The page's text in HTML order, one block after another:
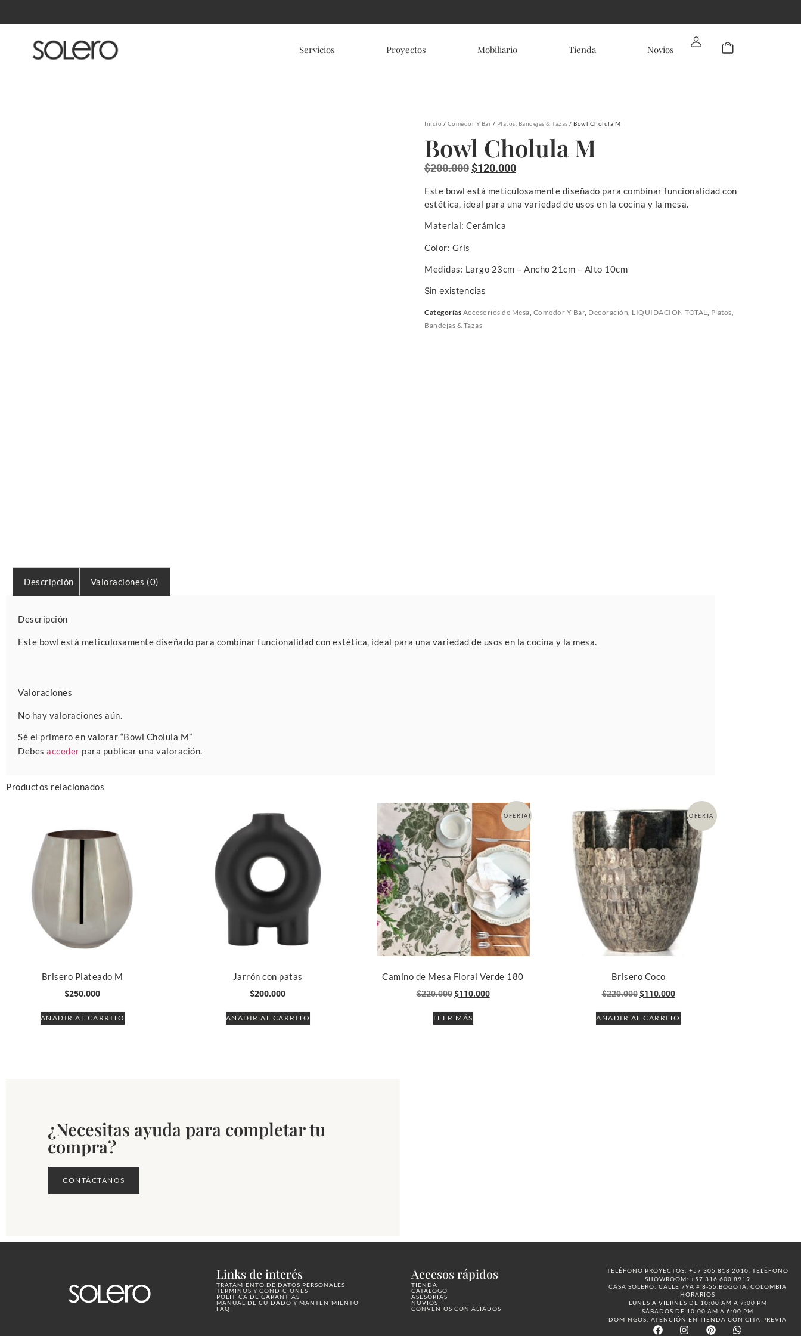
Servicios Proyectos Mobiliario Tienda Novios
Inicio / Comedor Y Bar / Platos, Bandejas & Tazas / Bowl Cholula M
Bowl Cholula M
$200.000$120.000
Este bowl está meticulosamente diseñado para combinar funcionalidad con
estética, ideal para una variedad de usos en la cocina y la mesa.
Material: Cerámica
Color: Gris
Medidas: Largo 23cm – Ancho 21cm – Alto 10cm
Sin existencias
Categorías Accesorios de Mesa Comedor Y Bar, Decoración LIQUIDACION TOTAL
Platos,
Bandejas & Tazas
Productos relacionados
Brisero Plateado M
$250.000
AÑADIR AL CARRITO
Jarrón con patas
$200.000
AÑADIR AL CARRITO
¡OFERTA!
Camino de Mesa Floral Verde 180
$220.000 $110.000
LEER MÁS
¡OFERTA!
Brisero Coco
$220.000 $110.000
AÑADIR AL CARRITO
Descripción Valoraciones (0)
Descripción
Este bowl está meticulosamente diseñado para combinar funcionalidad con estética, ideal para una variedad de usos en la cocina y la mesa.
Valoraciones
No hay valoraciones aún.
Sé el primero en valorar “Bowl Cholula M”
Debes acceder para publicar una valoración.
¿Necesitas ayuda para completar tu
compra?
CONTÁCTANOS
Links de interés
TRATAMIENTO DE DATOS PERSONALES
TÉRMINOS Y CONDICIONES
POLÍTICA DE GARANTÍAS
MANUAL DE CUIDADO Y MANTENIMIENTO
FAQ
Accesos rápidos
TIENDA
CATÁLOGO
ASESORÍAS
NOVIOS
CONVENIOS CON ALIADOS
TELÉFONO PROYECTOS: +57 305 818 2010. TELÉFONO
SHOWROOM: +57 316 600 8919
CASA SOLERO: CALLE 79A # 8-55.BOGOTÁ, COLOMBIA
HORARIOS
LUNES A VIERNES DE 10:00 AM A 7:00 PM
SÁBADOS DE 10:00 AM A 6:00 PM
DOMINGOS: ATENCIÓN EN TIENDA CON CITA PREVIA